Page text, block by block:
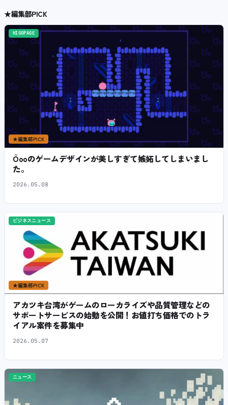
★編集部PICK
HIGOPAGE
★編集部PICK
Öooのゲームデザインが美しすぎて嫉妬してしまいまし
た。
2026.05.08
ビジネスニュース
★編集部PICK
アカツキ台湾がゲームのローカライズや品質管理などの
サポートサービスの始動を公開！お値打ち価格でのトラ
イアル案件を募集中
2026.05.07
ニュース